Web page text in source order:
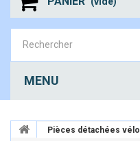
MENU
Pièces détachées vélo